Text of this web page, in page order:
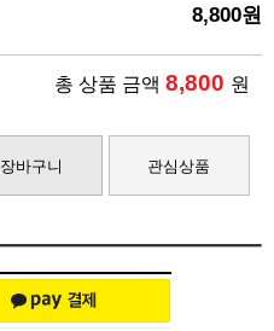
8,800원
총 상품 금액 8,800 원
장바구니 관심상품